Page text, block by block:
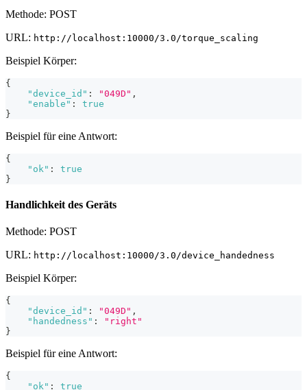
Methode: POST
URL: http://localhost:10000/3.0/torque_scaling
Beispiel Körper:
{
"device_id" : "049D" ,
"enable" :
true
}
Beispiel für eine Antwort:
{
"ok" :
true
}
Handlichkeit des Geräts
Methode: POST
URL: http://localhost:10000/3.0/device_handedness
Beispiel Körper:
{
"device_id" : "049D" ,
"handedness" :
"right"
}
Beispiel für eine Antwort:
{
"ok" : true